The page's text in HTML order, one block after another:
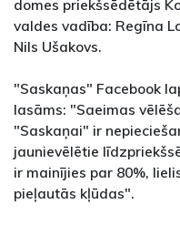
domes priekšsēdētājs
valdes vadība: Regīna
Nils Ušakovs.
"Saskaņas" Facebook
lasāms: "Saeimas
"Saskaņai" ir
jaunievēlētie
ir mainījies par 80%,
pieļautās kļūdas".